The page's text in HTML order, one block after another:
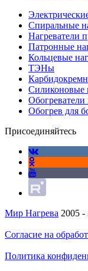
Спиральные
Нагреватели
Патронные
Кольцевые
ТЭНы
Силиконовые
Обогрев для
Присоединяйтесь
Мир Нагрева 2005 -
Согласие на
Политика